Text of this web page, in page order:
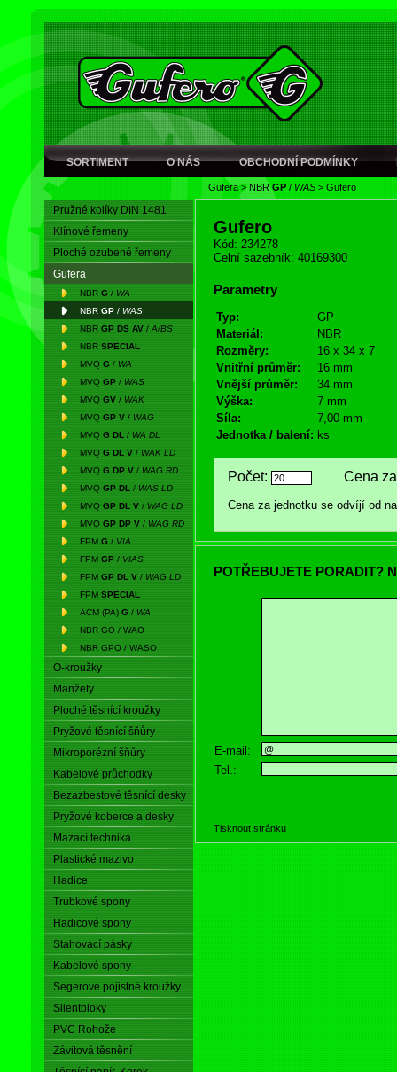
SORTIMENT O NÁS OBCHODNÍ PODMÍNKY
Gufera> NBRGP / WAS > Gufero
Pružné kolíky DIN 1481
Klínové řemeny
Ploché ozubené řemeny
Gufera
NBR G / WA
NBR GP / WAS
NBR GP DS AV / A/BS
NBR SPECIAL
MVQ G / WA
MVQ GP / WAS
MVQ GV / WAK
MVQ GP V / WAG
MVQ G DL / WA DL
MVQ G DL V / WAK LD
MVQ G DP V / WAG RD
MVQ GP DL / WAS LD
MVQ GP DL V / WAG LD
MVQ GP DP V / WAG RD
FPM G / VIA
FPM GP / VIAS
FPM GP DL V / WAG LD
FPM SPECIAL
ACM (PA) G / WA
NBR GO / WAO
NBR GPO / WASO
O-kroužky
Manžety
Ploché těsnící kroužky
Pryžové těsnící šňůry
Mikroporézní šňůry
Kabelové průchodky
Bezazbestové těsnící desky
Pryžové koberce a desky
Mazací technika
Plastické mazivo
Hadice
Trubkové spony
Hadicové spony
Stahovací pásky
Kabelové spony
Segerové pojistné kroužky
Silentbloky
PVC Rohože
Závitová těsnění
Gufero
Kód: 234278
Celní sazebník: 40169300
Parametry
Typ:
GP
Materiál:
NBR
Rozměry:
16 x 34 x 7
Vnitřní průměr:
16 mm
Vnější průměr:
34 mm
Výška:
7 mm
Síla:
7,00 mm
Jednotka / balení: ks
Počet: Cena za
Cena za jednotku se odvíjí od
POTŘEBUJETE PORADIT?
E-mail:
Tel.:
Tisknout stránku